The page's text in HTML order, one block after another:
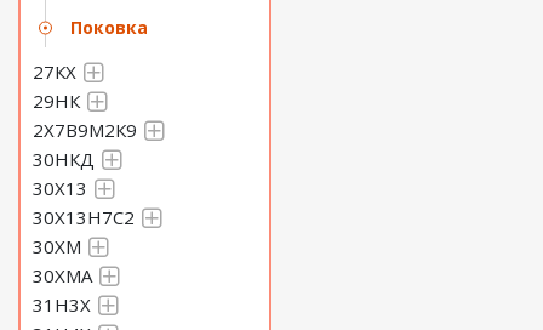
Поковка
27КХ
29НК
2Х7В9М2К9
30НКД
30Х13
30Х13Н7С2
30ХМ
30ХМА
31Н3Х